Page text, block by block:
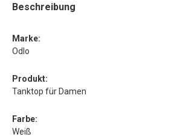
Beschreibung
Marke:
Odlo
Produkt:
Tanktop für Damen
Farbe:
Weiß